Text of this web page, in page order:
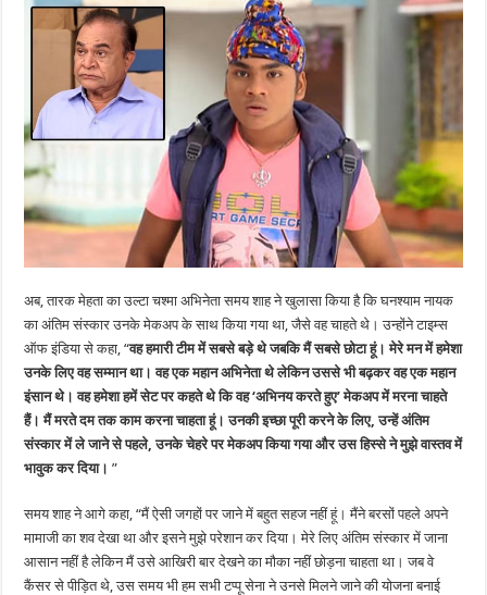
अब, तारक मेहता का उल्टा चश्मा अभिनेता समय शाह ने खुलासा किया है कि घनश्याम नायक
का अंतिम संस्कार उनके मेकअप के साथ किया गया था, जैसे वह चाहते थे। उन्होंने टाइम्स
ऑफ इंडिया से कहा, “वह हमारी टीम में सबसे बड़े थे जबकि मैं सबसे छोटा हूं। मेरे मन में हमेशा
उनके लिए वह सम्मान था। वह एक महान अभिनेता थे लेकिन उससे भी बढ़कर वह एक महान
इंसान थे। वह हमेशा हमें सेट पर कहते थे कि वह ‘अभिनय करते हुए’ मेकअप में मरना चाहते
हैं। मैं मरते दम तक काम करना चाहता हूं। उनकी इच्छा पूरी करने के लिए, उन्हें अंतिम
संस्कार में ले जाने से पहले, उनके चेहरे पर मेकअप किया गया और उस हिस्से ने मुझे वास्तव में
भावुक कर दिया। ”
समय शाह ने आगे कहा, “मैं ऐसी जगहों पर जाने में बहुत सहज नहीं हूं। मैंने बरसों पहले अपने
मामाजी का शव देखा था और इसने मुझे परेशान कर दिया। मेरे लिए अंतिम संस्कार में जाना
आसान नहीं है लेकिन मैं उसे आखिरी बार देखने का मौका नहीं छोड़ना चाहता था। जब वे
कैंसर से पीड़ित थे, उस समय भी हम सभी टप्पू सेना ने उनसे मिलने जाने की योजना बनाई